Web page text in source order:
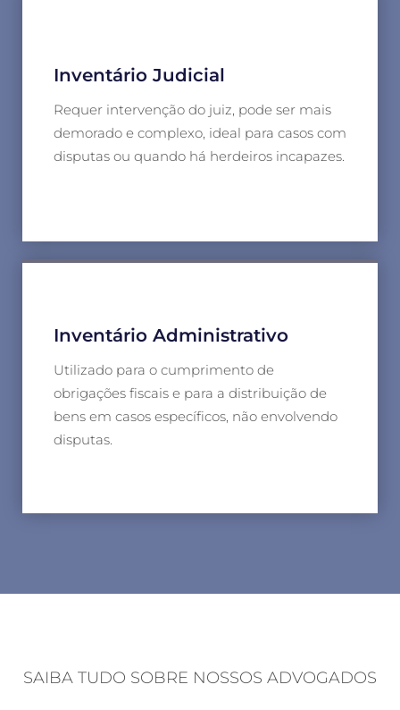
Inventário Judicial
Requer intervenção do juiz, pode ser mais
demorado e complexo, ideal para casos com
disputas ou quando há herdeiros incapazes.
Inventário Administrativo
Utilizado para o cumprimento de
obrigações fiscais e para a distribuição de
bens em casos específicos, não envolvendo
disputas.
SAIBA TUDO SOBRE NOSSOS ADVOGADOS